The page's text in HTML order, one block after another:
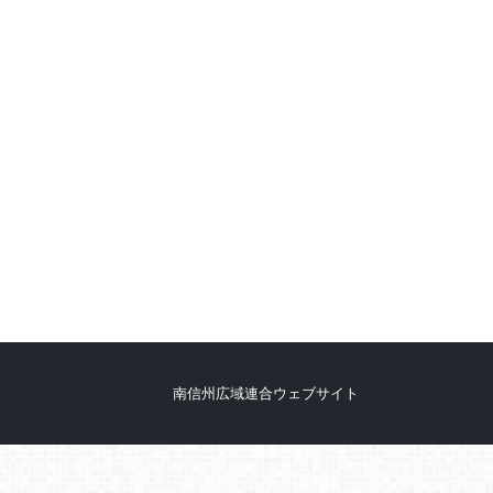
南信州広域連合ウェブサイト